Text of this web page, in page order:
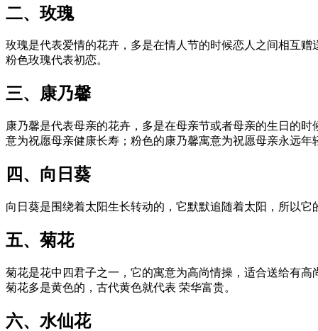
二、玫瑰
玫瑰是代表爱情的花卉，多是在情人节的时候恋人之间相互
粉色玫瑰代表初恋。
三、康乃馨
康乃馨是代表母亲的花卉，多是在母亲节或者母亲的生日的
意为祝愿母亲健康长寿；粉色的康乃馨寓意为祝愿母亲永远
四、向日葵
向日葵是围绕着太阳生长转动的，它默默追随着太阳，所以
五、菊花
菊花是花中四君子之一，它的寓意为高尚情操，适合送给有
菊花多是黄色的，古代黄色就代表 荣华富贵。
六、水仙花